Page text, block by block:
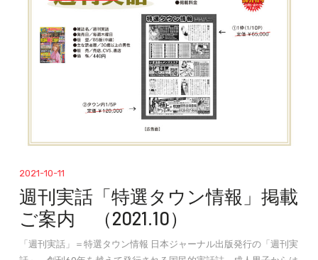
2021-10-11
週刊実話「特選タウン情報」掲載
ご案内 （2021.10）
「週刊実話」＝特選タウン情報 日本ジャーナル出版発行の「週刊実